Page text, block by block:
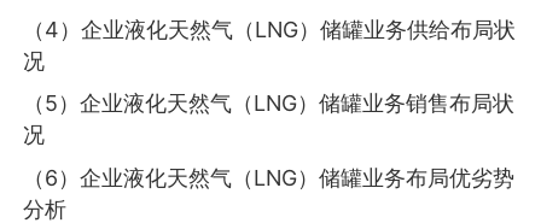
（4）企业液化天然气（LNG）储罐业务供给布局状
况
（5）企业液化天然气（LNG）储罐业务销售布局状
况
（6）企业液化天然气（LNG）储罐业务布局优劣势
分析